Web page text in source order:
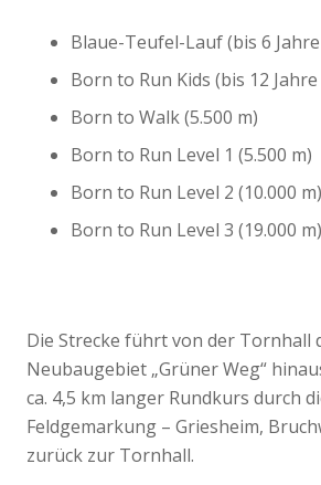
Blaue-Teufel-Lauf (bis 6
Born to Run Kids (bis 12 Jahre
Born to Walk (5.500 m)
Born to Run Level 1 (5.500 m)
Born to Run Level 2 (10.000 m)
Born to Run Level 3 (19.000 m)
Die Strecke führt von der Tornhall
Neubaugebiet „Grüner Weg“
ca. 4,5 km langer Rundkurs durch
Feldgemarkung – Griesheim,
zurück zur Tornhall.